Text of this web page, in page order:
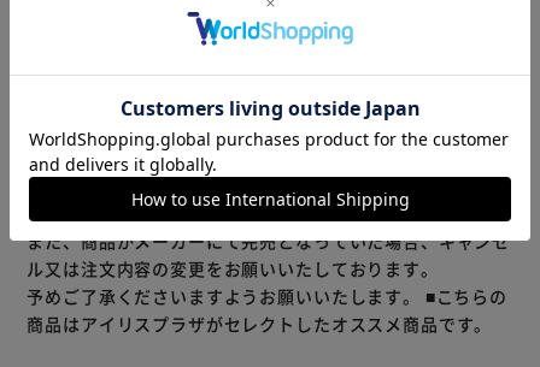
※リニューアルに伴い、パッケージ・内容等予告なく変更す
る場合がございます。予めご了承ください。
もっと見る
※当商品はお取り寄せ品の為、在庫の確認及び商品のお届け
までお時間を頂く場合がございます。
また、商品がメーカーにて完売となっていた場合、キャンセ
ル又は注文内容の変更をお願いいたしております。
予めご了承くださいますようお願いいたします。 ■こちらの
商品はアイリスプラザがセレクトしたオススメ商品です。